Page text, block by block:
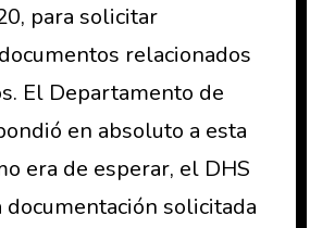
para solicitar
relacionados
El Departamento de
en absoluto a esta
era de esperar, el DHS
solicitada